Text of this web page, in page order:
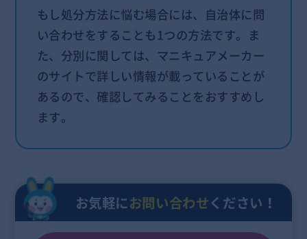
もし処分方法に悩む場合には、自治体に問
い合わせをすることも1つの方法です。ま
た、分別に関しては、マニキュアメーカー
のサイトで詳しい情報が載っていることが
あるので、確認してみることをおすすめし
ます。
お気軽にお問い合わせください！